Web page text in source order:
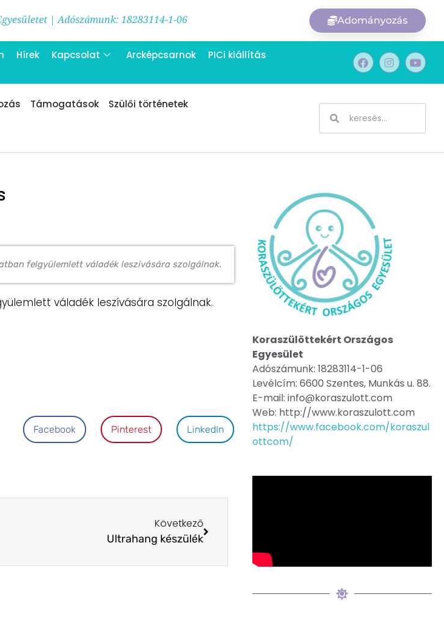
| Adószámunk: 18283114-1-06 Adományozás
Hírek Kapcsolat Arcképcsarnok
PICi kiállítás
Támogatások Szülői történetek
felgyülemlett váladék leszívására szolgálnak.
váladék leszívására szolgálnak.
Facebook Pinterest LinkedIn
Következő
Ultrahang készülék
Koraszülöttekért Országos
Egyesület
Adószámunk: 18283114-1-06
Levélcím: 6600 Szentes, Munkás u. 88.
E-mail: info@koraszulott.com
Web: http://www.koraszulott.com
https://www.facebook.com/koraszul
ottcom/